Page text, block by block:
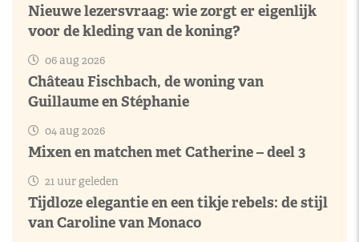
Nieuwe lezersvraag: wie zorgt er eigenlijk
voor de kleding van de koning?
06 aug 2026
Château Fischbach, de woning van
Guillaume en Stéphanie
04 aug 2026
Mixen en matchen met Catherine – deel 3
21 uur geleden
Tijdloze elegantie en een tikje rebels: de stijl
van Caroline van Monaco